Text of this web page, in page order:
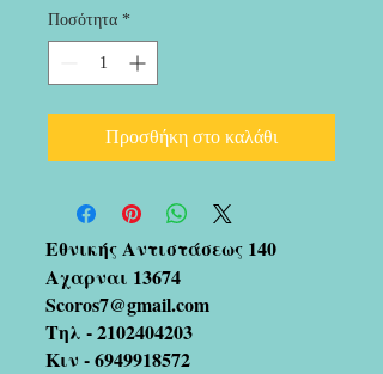
Ποσότητα *
Προσθήκη στο καλάθι
Εθνικής Αντιστάσεως 140
Αχαρναι 13674
Scoros7@gmail.com
Τηλ -2102404203
Κιν -6949918572